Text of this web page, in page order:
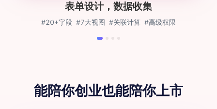
表单设计，数据收集
#20+字段 #7大视图 #关联计算 #高级权限
能陪你创业也能陪你上市